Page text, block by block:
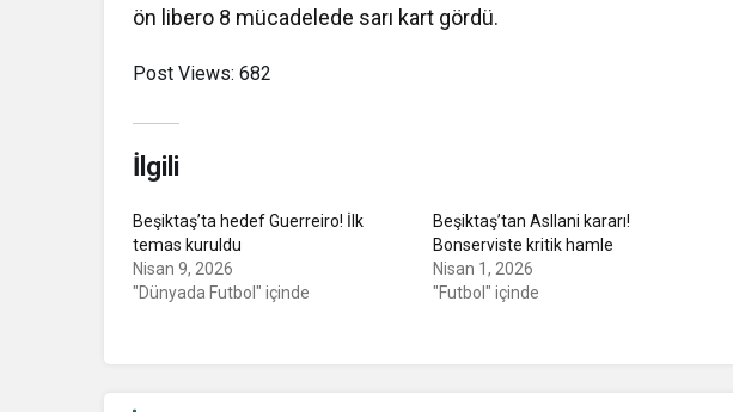
ön libero 8 mücadelede sarı kart gördü.
Post Views: 682
İlgili
Beşiktaş’ta hedef Guerreiro! İlk
temas kuruldu
Nisan 9, 2026
"Dünyada Futbol" içinde
Beşiktaş’tan Asllani kararı!
Bonserviste kritik hamle
Nisan 1, 2026
"Futbol" içinde